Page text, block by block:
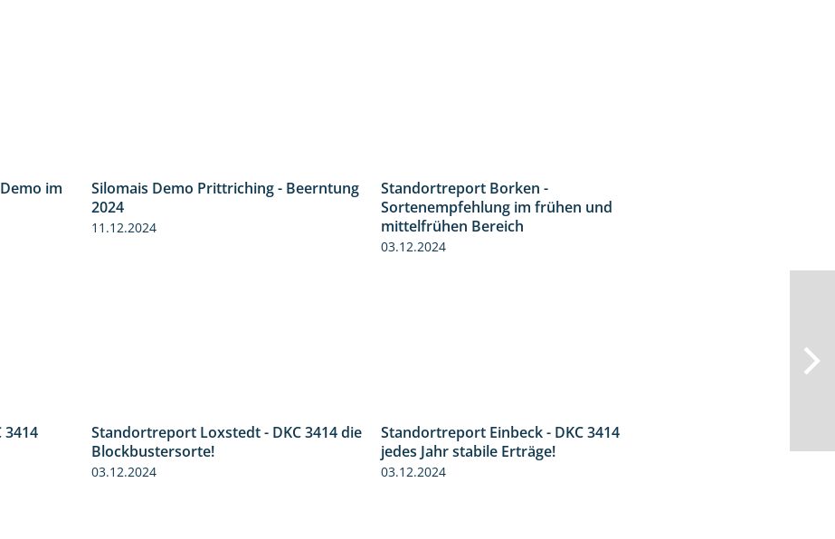
im
Silomais Demo Prittriching - Beerntung
2024
11.12.2024
7:53
Standortreport Borken -
Sortenempfehlung im frühen und
mittelfrühen Bereich
03.12.2024
Standortreport Loxstedt - DKC 3414 die
Blockbustersorte!
03.12.2024
Standortreport Einbeck - DKC 3414
jedes Jahr stabile Erträge!
03.12.2024